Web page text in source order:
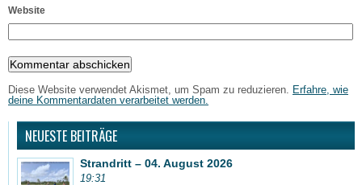
Website
Diese Website verwendet Akismet, um Spam zu reduzieren.
Erfahre, wie
deine Kommentardaten verarbeitet werden.
NEUESTE BEITRÄGE
Strandritt – 04. August 2026
19:31